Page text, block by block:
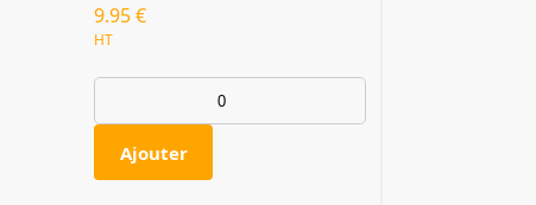
9.95€
HT
Ajouter